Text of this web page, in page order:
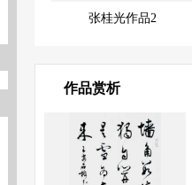
张桂光作品2
作品赏析